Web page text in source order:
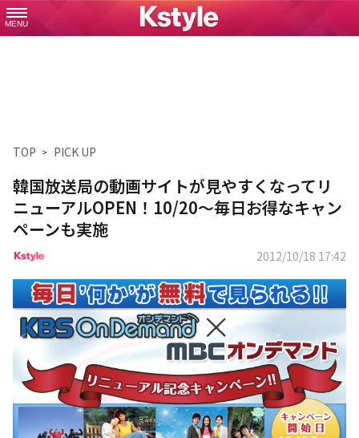
MENU
TOP PICK UP
韓国放送局の動画サイトが見やすくなってリ
ニューアルOPEN！10/20～毎日お得なキャン
ペーンも実施
2012/10/18 17:42